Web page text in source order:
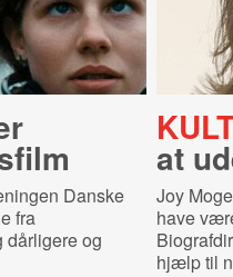
Danske
fra
dårligere og
at
Joy
have
hjælp til